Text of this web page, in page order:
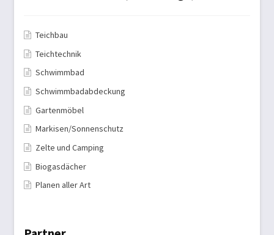
Teichbau
Teichtechnik
Schwimmbad
Schwimmbadabdeckung
Gartenmöbel
Markisen/Sonnenschutz
Zelte und Camping
Biogasdächer
Planen aller Art